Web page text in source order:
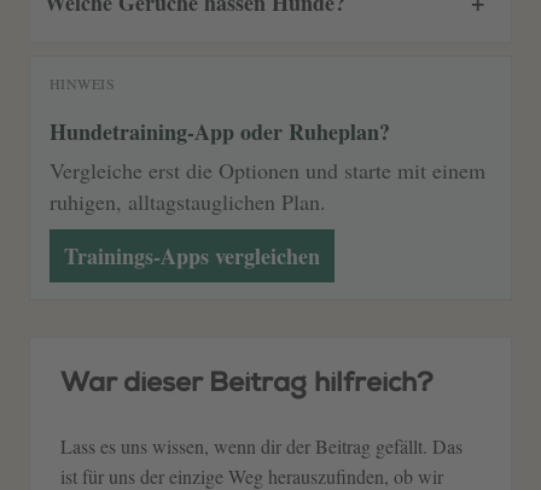
HINWEIS
Hundetraining-App oder Ruheplan?
Vergleiche erst die Optionen und starte mit einem
ruhigen, alltagstauglichen Plan.
Trainings-Apps vergleichen
War dieser Beitrag hilfreich?
Lass es uns wissen, wenn dir der Beitrag gefällt. Das
ist für uns der einzige Weg herauszufinden, ob wir